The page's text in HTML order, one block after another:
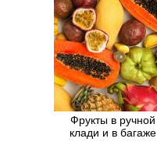
Фрукты в ручной
клади и в багаже